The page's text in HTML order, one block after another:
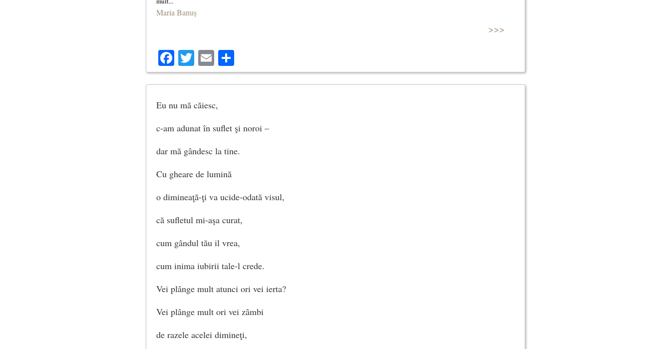
Maria Banuș
>>>
Facebook
Twitter
Email
Eu nu mă căiesc,
c-am adunat în suflet şi noroi –
dar mă gândesc la tine.
Cu gheare de lumină
o dimineaţă-ţi va ucide-odată visul,
că sufletul mi-aşa curat,
cum gândul tău il vrea,
cum inima iubirii tale-l crede.
Vei plânge mult atunci ori vei ierta?
Vei plânge mult ori vei zâmbi
de razele acelei dimineţi,